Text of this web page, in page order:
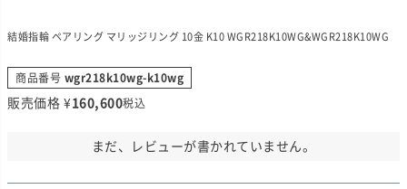
結婚指輪 ペアリング マリッジリング 10金 K10 WGR218K10WG&WGR218K10WG
商品番号 wgr218k10wg-k10wg
販売価格 ¥160,600税込
まだ、レビューが書かれていません。